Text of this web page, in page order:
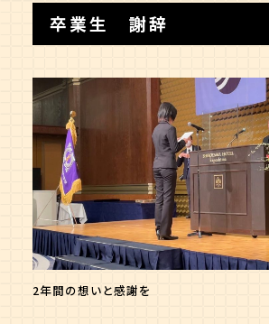
卒業生 謝辞
2年間の想いと感謝を